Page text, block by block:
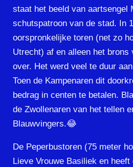
staat het beeld van aartsengel
schutspatroon van de stad. In
oorspronkelijke toren (net zo
Utrecht) af en alleen het brons
over. Het werd veel te duur
Toen de Kampenaren dit
bedrag in centen te betalen.
de Zwollenaren van het tellen
Blauwvingers.😂
De Peperbustoren (75 meter
Lieve Vrouwe Basiliek en